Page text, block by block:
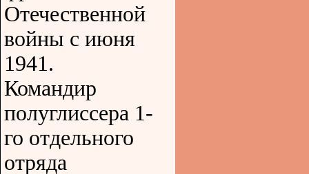
Отечественной
войны с июня
1941.
Командир
полуглиссера 1-
го отдельного
отряда